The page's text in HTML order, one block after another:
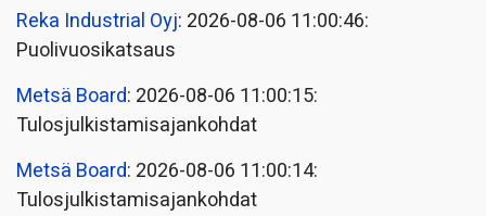
Reka Industrial Oyj: 2026-08-06 11:00:46:
Puolivuosikatsaus
Metsä Board: 2026-08-06 11:00:15:
Tulosjulkistamisajankohdat
Metsä Board: 2026-08-06 11:00:14:
Tulosjulkistamisajankohdat